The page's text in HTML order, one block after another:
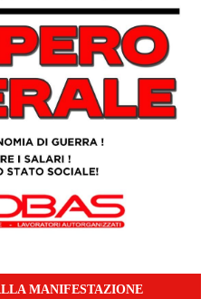
MANIFESTAZIONE